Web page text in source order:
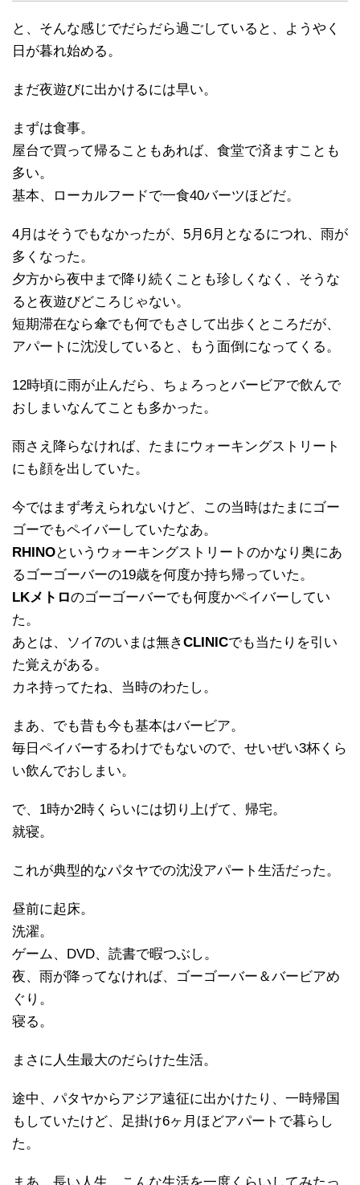
と、そんな感じでだらだら過ごしていると、ようやく
日が暮れ始める。
まだ夜遊びに出かけるには早い。
まずは食事。
屋台で買って帰ることもあれば、食堂で済ますことも
多い。
基本、ローカルフードで一食40バーツほどだ。
4月はそうでもなかったが、5月6月となるにつれ、雨が
多くなった。
夕方から夜中まで降り続くことも珍しくなく、そうな
ると夜遊びどころじゃない。
短期滞在なら傘でも何でもさして出歩くところだが、
アパートに沈没していると、もう面倒になってくる。
12時頃に雨が止んだら、ちょろっとバービアで飲んで
おしまいなんてことも多かった。
雨さえ降らなければ、たまにウォーキングストリート
にも顔を出していた。
今ではまず考えられないけど、この当時はたまにゴー
ゴーでもペイバーしていたなあ。
RHINOというウォーキングストリートのかなり奥にあ
るゴーゴーバーの19歳を何度か持ち帰っていた。
LKメトロのゴーゴーバーでも何度かペイバーしてい
た。
あとは、ソイ7のいまは無きCLINICでも当たりを引い
た覚えがある。
カネ持ってたね、当時のわたし。
まあ、でも昔も今も基本はバービア。
毎日ペイバーするわけでもないので、せいぜい3杯くら
い飲んでおしまい。
で、1時か2時くらいには切り上げて、帰宅。
就寝。
これが典型的なパタヤでの沈没アパート生活だった。
昼前に起床。
洗濯。
ゲーム、DVD、読書で暇つぶし。
夜、雨が降ってなければ、ゴーゴーバー＆バービアめ
ぐり。
寝る。
まさに人生最大のだらけた生活。
途中、パタヤからアジア遠征に出かけたり、一時帰国
もしていたけど、足掛け6ヶ月ほどアパートで暮らし
た。